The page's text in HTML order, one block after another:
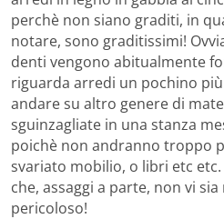
perchè non siano graditi, in
notare, sono graditissimi!
denti vengono abitualmente
riguarda arredi un pochino
andare su altro genere di
sguinzagliate in una stanza
poichè non andranno troppo
svariato mobilio, o libri etc
che, assaggi a parte, non vi
pericoloso!